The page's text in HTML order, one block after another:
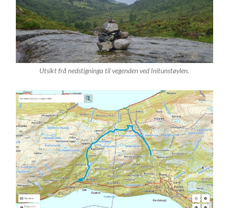
Utsikt frå nedstigninga til vegenden ved Initunstøylen.